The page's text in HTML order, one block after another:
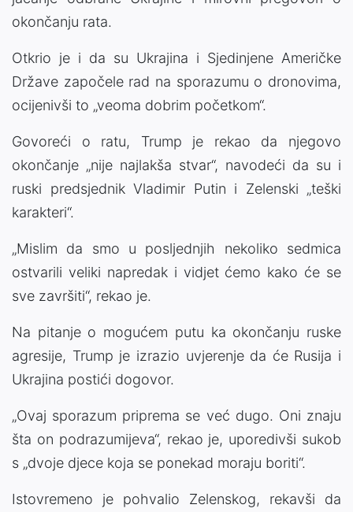
okončanju rata.
Otkrio je i da su Ukrajina i Sjedinjene Američke
Države započele rad na sporazumu o dronovima,
ocijenivši to „veoma dobrim početkom“.
Govoreći o ratu, Trump je rekao da njegovo
okončanje „nije najlakša stvar“, navodeći da su i
ruski predsjednik Vladimir Putin i Zelenski „teški
karakteri“.
„Mislim da smo u posljednjih nekoliko sedmica
ostvarili veliki napredak i vidjet ćemo kako će se
sve završiti“, rekao je.
Na pitanje o mogućem putu ka okončanju ruske
agresije, Trump je izrazio uvjerenje da će Rusija i
Ukrajina postići dogovor.
„Ovaj sporazum priprema se već dugo. Oni znaju
šta on podrazumijeva“, rekao je, uporedivši sukob
s „dvoje djece koja se ponekad moraju boriti“.
Istovremeno je pohvalio Zelenskog, rekavši da